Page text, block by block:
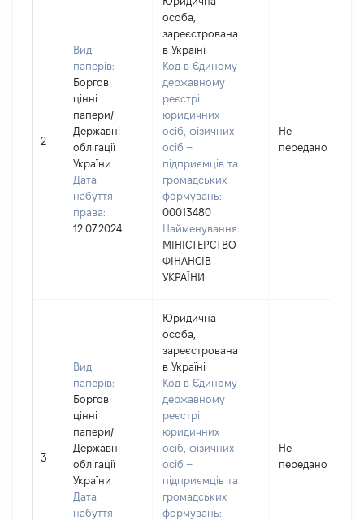
2
Вид
паперів:
Боргові
цінні
папери/
Державні
облігації
України
Дата
набуття
права:
12.07.2024
особа,
зареєстрована
в Україні
Код в Єдиному
державному
реєстрі
юридичних
осіб, фізичних
осіб –
підприємців та
громадських
формувань:
00013480
Найменування:
МІНІСТЕРСТВО
ФІНАНСІВ
УКРАЇНИ
Не
передано
3
Вид
паперів:
Боргові
цінні
папери/
Державні
облігації
України
Дата
набуття
Юридична
особа,
зареєстрована
в Україні
Код в Єдиному
державному
реєстрі
юридичних
осіб, фізичних
осіб –
підприємців та
громадських
формувань:
Не
передано